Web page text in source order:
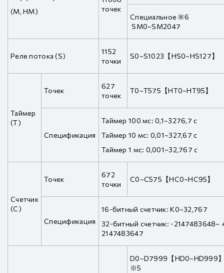
(M, HM)
точек
Специальное ※6
SM0~SM2047
Реле потока (S)
1152
точки
S0~S1023【HS0~HS127】
Таймер
(T)
Точек
627
точек
T0~T575【HT0~HT95】
Спецификация
Таймер 100 мс: 0,1~3276,7 с
Таймер 10 мс: 0,01~327,67 с
Таймер 1 мс: 0,001~32,767 с
Счетчик
(C)
Точек
672
точки
C0~C575【HC0~HC95】
Спецификация
16-битный счетчик: K0~32,767
32-битный счетчик: -2147483648~
2147483647
D0~D7999【HD0~HD999
※5